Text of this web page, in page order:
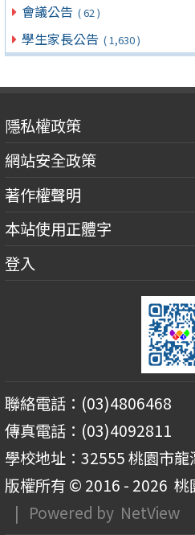
會議公告 ( 62 )
學生家長公告 ( 1,630 )
隱私權政策
網站安全政策
著作權聲明
本站使用正體字
登入
聯絡電話：(03)4806468
傳真電話：(03)4092811
學校地址：32555 桃園市
版權所有 © 2016 - 2026 桃
| Powered by NetView